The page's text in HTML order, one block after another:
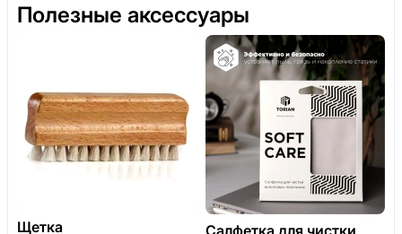
Полезные аксессуары
Щетка